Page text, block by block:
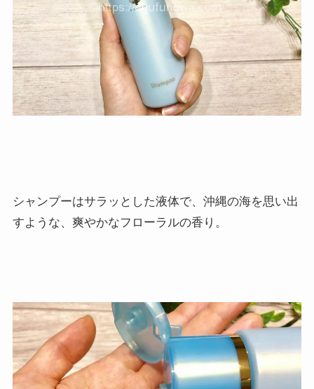
シャンプーはサラッとした液体で、沖縄の海を思い出
すような、爽やかなフローラルの香り。